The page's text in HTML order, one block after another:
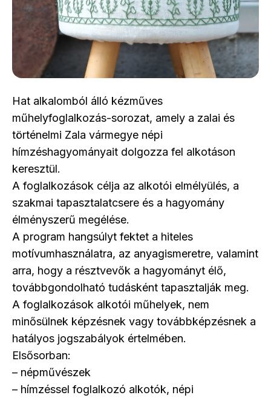
Hat alkalomból álló kézműves
műhelyfoglalkozás-sorozat, amely a zalai és
történelmi Zala vármegye népi
hímzéshagyományait dolgozza fel alkotáson
keresztül.
A foglalkozások célja az alkotói elmélyülés, a
szakmai tapasztalatcsere és a hagyomány
élményszerű megélése.
A program hangsúlyt fektet a hiteles
motívumhasználatra, az anyagismeretre, valamint
arra, hogy a résztvevők a hagyományt élő,
továbbgondolható tudásként tapasztalják meg.
A foglalkozások alkotói műhelyek, nem
minősülnek képzésnek vagy továbbképzésnek a
hatályos jogszabályok értelmében.
Elsősorban:
– népművészek
– hímzéssel foglalkozó alkotók, népi